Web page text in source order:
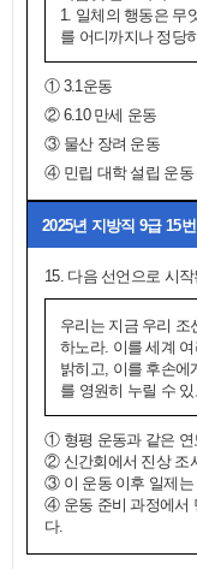
1. 일체의 행동은 무
를 어디까지나 정당
① 3.1운동
② 6.10 만세 운동
③ 물산 장려 운동
④ 민립 대학 설립 운동
2025년 지방직 9급 15번
15. 다음 선언으로 시
우리는 지금 우리 조
하노라. 이를 세계
밝히고, 이를 후손에
를 영원히 누릴 수
① 형평 운동과 같은 연
② 신간회에서 진상 조
③ 이 운동 이후 일제는
④ 운동 준비 과정에서
다.